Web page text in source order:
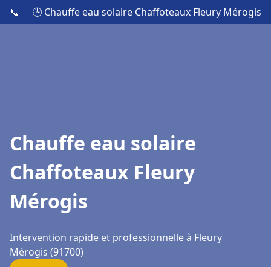
📞 🕒 Chauffe eau solaire Chaffoteaux Fleury Mérogis
Chauffe eau solaire
Chaffoteaux Fleury
Mérogis
Intervention rapide et professionnelle à Fleury
Mérogis (91700)